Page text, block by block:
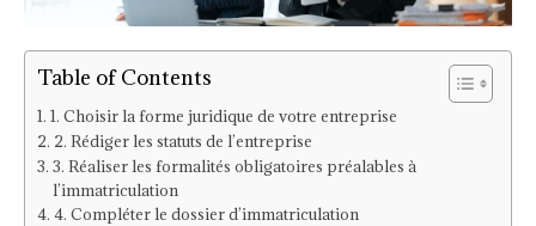
Table of Contents
1. Choisir la forme juridique de votre entreprise
2. Rédiger les statuts de l’entreprise
3. Réaliser les formalités obligatoires préalables à
l’immatriculation
4. Compléter le dossier d’immatriculation